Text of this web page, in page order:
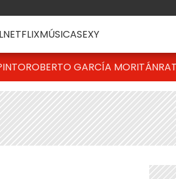
NETFLIXMÚSICASEXY
ROBERTO GARCÍA MORITÁN